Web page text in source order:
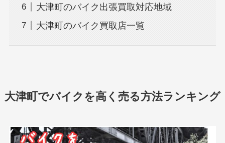
大津町のバイク出張買取対応地域
大津町のバイク買取店一覧
大津町でバイクを高く売る方法ランキング